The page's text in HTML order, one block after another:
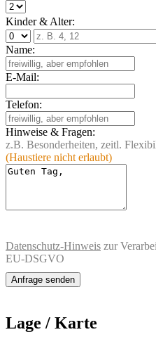
Kinder & Alter:
Name:
E-Mail:
Telefon:
Hinweise & Fragen:
z.B. Besonderheiten, zeitl.
(Haustiere nicht erlaubt)
Datenschutz-Hinweis zur
EU-DSGVO
Lage / Karte